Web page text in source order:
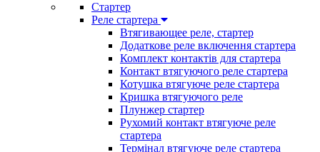
Стартер
Реле стартера
Втягивающее реле, стартер
Додаткове реле включення стартера
Комплект контактів для стартера
Контакт втягуючого реле стартера
Котушка втягуюче реле стартера
Кришка втягуючого реле
Плунжер стартер
Рухомий контакт втягуюче реле
стартера
Термінал втягуюче реле стартера